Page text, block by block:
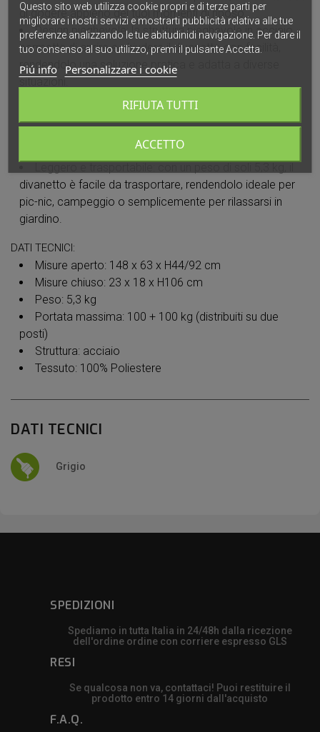
di godere appieno dei tuoi momenti di riposo.
Design pieghevole: la struttura pieghevole in acciaio
permette di aprire e chiudere il divanetto con facilità,
rendendolo una soluzione pratica e adatta a diverse
situazioni.
Misure versatili: con dimensioni di 148 x 63 x H44/92
necessaria per un utilizzo ottimale.
divanetto è facile da trasportare, rendendolo ideale per
pic-nic, campeggio o semplicemente per rilassarsi in
giardino.
DATI TECNICI:
Misure aperto: 148 x 63 x H44/92 cm
Misure chiuso: 23 x 18 x H106 cm
Peso: 5,3 kg
Portata massima: 100 + 100 kg (distribuiti su due
posti)
Struttura: acciaio
Tessuto: 100% Poliestere
DATI TECNICI
Grigio
SPEDIZIONI
Spediamo in tutta Italia in 24/48h dalla ricezione
dell'ordine ordine con corriere espresso GLS
RESI
Se qualcosa non va, contattaci! Puoi restituire il
prodotto entro 14 giorni dall'acquisto
F.A.Q.
Questo sito web utilizza cookie propri e di terze parti per
migliorare i nostri servizi e mostrarti pubblicità relativa alle tue
preferenze analizzando le tue abitudinidi navigazione. Per dare il
tuo consenso al suo utilizzo, premi il pulsante Accetta.
Piú info Personalizzare i cookie
RIFIUTA TUTTI
ACCETTO